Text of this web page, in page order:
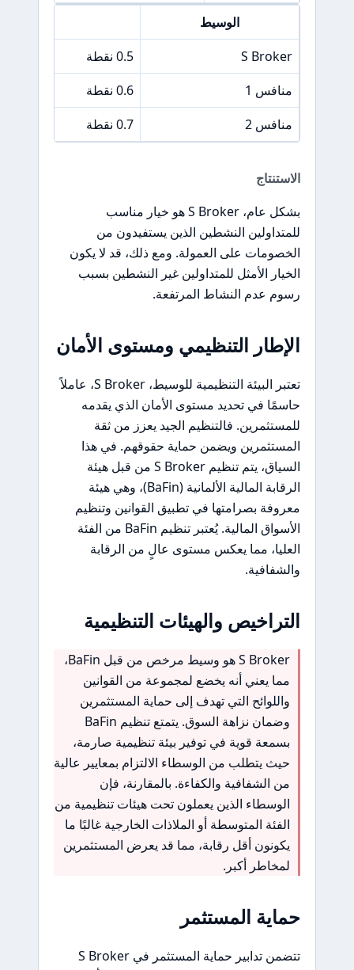
الوسيط
S Broker
0.5 نقطة
منافس 1
0.6 نقطة
منافس 2
0.7 نقطة
الاستنتاج
بشكل عام، S Broker هو خيار مناسب
للمتداولين النشطين الذين يستفيدون من
الخصومات على العمولة. ومع ذلك، قد لا يكون
الخيار الأمثل للمتداولين غير النشطين بسبب
رسوم عدم النشاط المرتفعة.
الإطار التنظيمي ومستوى الأمان
تعتبر البيئة التنظيمية للوسيط، S Broker، عاملاً
حاسمًا في تحديد مستوى الأمان الذي يقدمه
للمستثمرين. فالتنظيم الجيد يعزز من ثقة
المستثمرين ويضمن حماية حقوقهم. في هذا
السياق، يتم تنظيم S Broker من قبل هيئة
الرقابة المالية الألمانية (BaFin)، وهي هيئة
معروفة بصرامتها في تطبيق القوانين وتنظيم
الأسواق المالية. يُعتبر تنظيم BaFin من الفئة
العليا، مما يعكس مستوى عالٍ من الرقابة
والشفافية.
التراخيص والهيئات التنظيمية
S Broker هو وسيط مرخص من قبل BaFin،
مما يعني أنه يخضع لمجموعة من القوانين
واللوائح التي تهدف إلى حماية المستثمرين
وضمان نزاهة السوق. يتمتع تنظيم BaFin
بسمعة قوية في توفير بيئة تنظيمية صارمة،
حيث يتطلب من الوسطاء الالتزام بمعايير عالية
من الشفافية والكفاءة. بالمقارنة، فإن
الوسطاء الذين يعملون تحت هيئات تنظيمية من
الفئة المتوسطة أو الملاذات الخارجية غالبًا ما
يكونون أقل رقابة، مما قد يعرض المستثمرين
لمخاطر أكبر.
حماية المستثمر
تتضمن تدابير حماية المستثمر في S Broker